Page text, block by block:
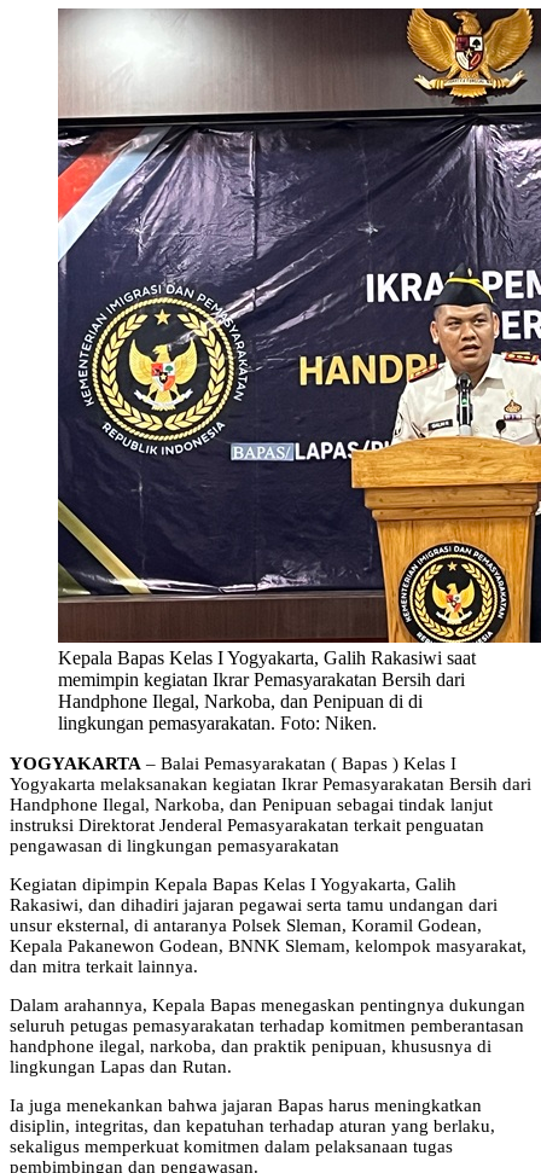
Kepala Bapas Kelas I Yogyakarta, Galih Rakasiwi saat
memimpin kegiatan Ikrar Pemasyarakatan Bersih dari
Handphone Ilegal, Narkoba, dan Penipuan di di
lingkungan pemasyarakatan. Foto: Niken.
YOGYAKARTA – Balai Pemasyarakatan ( Bapas ) Kelas I
Yogyakarta melaksanakan kegiatan Ikrar Pemasyarakatan Bersih dari
Handphone Ilegal, Narkoba, dan Penipuan sebagai tindak lanjut
instruksi Direktorat Jenderal Pemasyarakatan terkait penguatan
pengawasan di lingkungan pemasyarakatan
Kegiatan dipimpin Kepala Bapas Kelas I Yogyakarta, Galih
Rakasiwi, dan dihadiri jajaran pegawai serta tamu undangan dari
unsur eksternal, di antaranya Polsek Sleman, Koramil Godean,
Kepala Pakanewon Godean, BNNK Slemam, kelompok masyarakat,
dan mitra terkait lainnya.
Dalam arahannya, Kepala Bapas menegaskan pentingnya dukungan
seluruh petugas pemasyarakatan terhadap komitmen pemberantasan
handphone ilegal, narkoba, dan praktik penipuan, khususnya di
lingkungan Lapas dan Rutan.
Ia juga menekankan bahwa jajaran Bapas harus meningkatkan
disiplin, integritas, dan kepatuhan terhadap aturan yang berlaku,
sekaligus memperkuat komitmen dalam pelaksanaan tugas
pembimbingan dan pengawasan.